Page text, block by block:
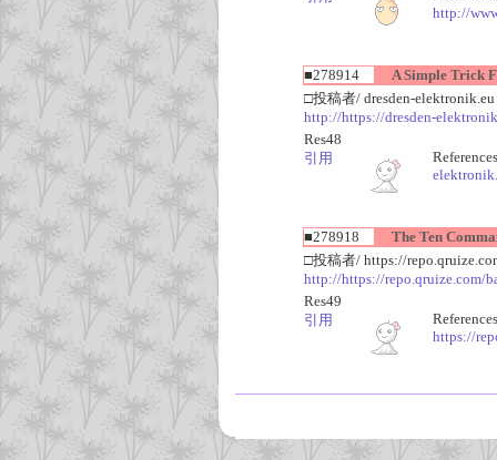
http://
■278914
A Simple Trick
□投稿者/ dresden-elektronik.eu
http://https://dresden-
Res48
引用
■278918
The Ten
□投稿者/ https://
http://https://repo.qruize.com/
Res49
引用
https://